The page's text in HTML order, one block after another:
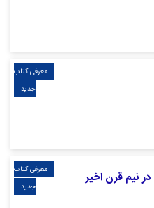
معرفی کتاب
جدید
نیم قرن اخیر
معرفی کتاب
جدید